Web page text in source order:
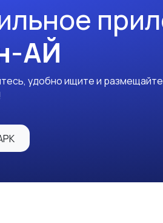
АЙ
удобно ищите и